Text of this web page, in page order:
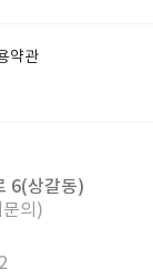
약관
6(상갈동)
의)